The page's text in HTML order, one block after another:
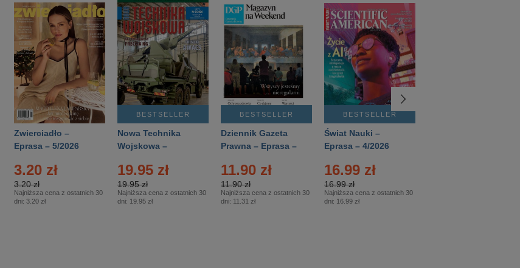
Zwierciadło –
Eprasa – 5/2026
3.20 zł
3.20 zł
Najniższa cena z ostatnich 30
dni: 3.20 zł
BESTSELLER
Nowa Technika
Wojskowa –
19.95 zł
19.95 zł
Najniższa cena z ostatnich 30
dni: 19.95 zł
BESTSELLER
Dziennik Gazeta
Prawna – Eprasa –
11.90 zł
11.90 zł
Najniższa cena z ostatnich 30
dni: 11.31 zł
BESTSELLER
Świat Nauki –
Eprasa – 4/2026
16.99 zł
16.99 zł
Najniższa cena z ostatnich 30
dni: 16.99 zł